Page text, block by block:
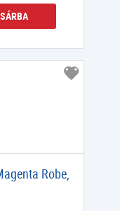
Robe,